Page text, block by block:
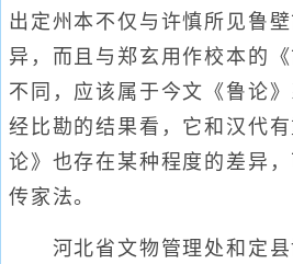
出定州本不仅与许慎所见鲁
异，而且与郑玄用作校本的
不同，应该属于今文《鲁论
经比勘的结果看，它和汉代
论》也存在某种程度的差异
传家法。
河北省文物管理处和定县